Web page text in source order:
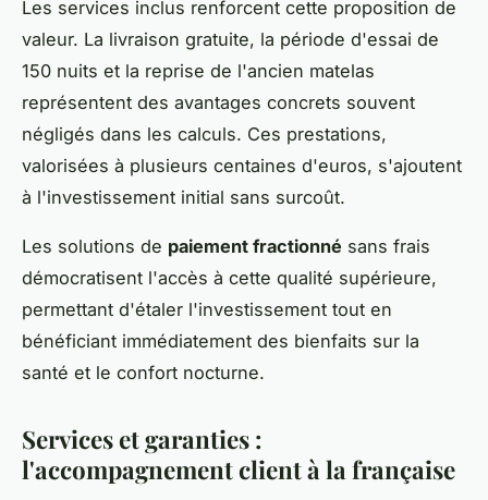
Les services inclus renforcent cette proposition de
valeur. La livraison gratuite, la période d'essai de
150 nuits et la reprise de l'ancien matelas
représentent des avantages concrets souvent
négligés dans les calculs. Ces prestations,
valorisées à plusieurs centaines d'euros, s'ajoutent
à l'investissement initial sans surcoût.
Les solutions de paiement fractionné sans frais
démocratisent l'accès à cette qualité supérieure,
permettant d'étaler l'investissement tout en
bénéficiant immédiatement des bienfaits sur la
santé et le confort nocturne.
Services et garanties :
l'accompagnement client à la française